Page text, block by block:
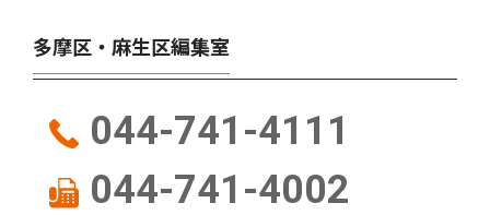
多摩区・麻生区編集室
044-741-4111
044-741-4002